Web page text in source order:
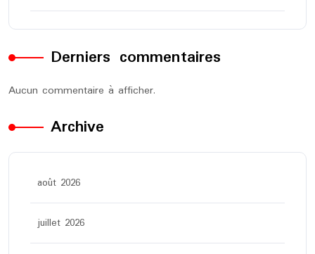
Derniers commentaires
Aucun commentaire à afficher.
Archive
août 2026
juillet 2026